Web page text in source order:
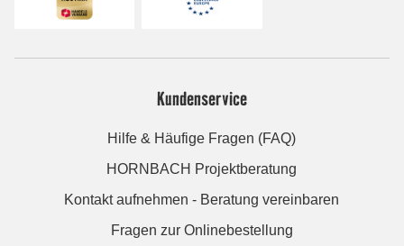
Kundenservice
Hilfe & Häufige Fragen (FAQ)
HORNBACH Projektberatung
Kontakt aufnehmen - Beratung vereinbaren
Fragen zur Onlinebestellung